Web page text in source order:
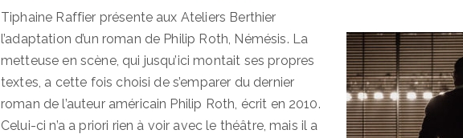
Tiphaine Raffier présente aux Ateliers Berthier
l’adaptation d’un roman de Philip Roth, Némésis. La
metteuse en scène, qui jusqu’ici montait ses propres
textes, a cette fois choisi de s’emparer du dernier
roman de l’auteur américain Philip Roth, écrit en 2010.
Celui-ci n’a a priori rien à voir avec le théâtre, mais il a